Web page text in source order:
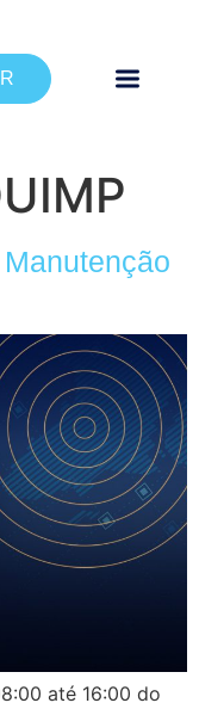
até 16:00 do